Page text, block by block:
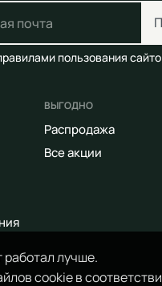
лучше.
cookie в
пользования
ВЫГОДНО
Распродажа
Все акции